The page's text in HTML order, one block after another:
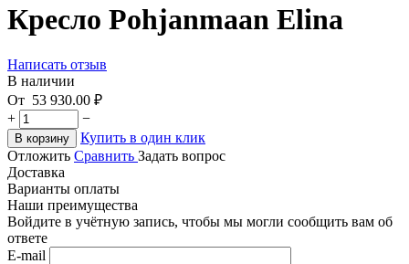
Кресло Pohjanmaan Elina
Написать отзыв
В наличии
От 53 930.00 ₽
+
−
В корзину
Купить в один клик
Отложить Сравнить Задать вопрос
Доставка
Варианты оплаты
Наши преимущества
Войдите в учётную запись, чтобы мы могли сообщить вам об
ответе
E-mail